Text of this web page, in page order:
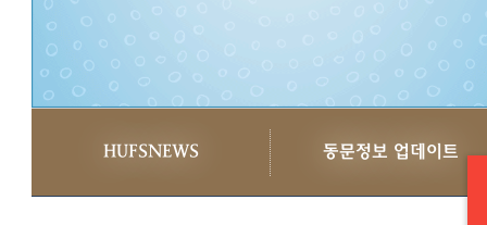
HUFSNEWS 동문정보 업데이트